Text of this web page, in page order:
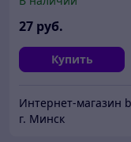
27 руб.
Купить
г. Минск